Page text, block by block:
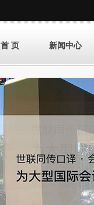
首 页 新闻中心